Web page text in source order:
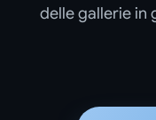
delle gallerie in